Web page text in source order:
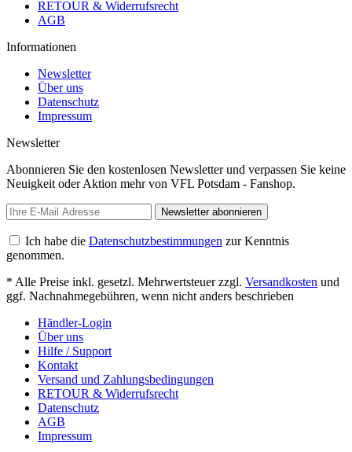
RETOUR & Widerrufsrecht
AGB
Informationen
Newsletter
Über uns
Datenschutz
Impressum
Newsletter
Abonnieren Sie den kostenlosen Newsletter und verpassen Sie keine
Neuigkeit oder Aktion mehr von VFL Potsdam - Fanshop.
Newsletter abonnieren
Ich habe die Datenschutzbestimmungen zur Kenntnis
genommen.
* Alle Preise inkl. gesetzl. Mehrwertsteuer zzgl. Versandkosten und
ggf. Nachnahmegebühren, wenn nicht anders beschrieben
Händler-Login
Über uns
Hilfe / Support
Kontakt
Versand und Zahlungsbedingungen
RETOUR & Widerrufsrecht
Datenschutz
AGB
Impressum